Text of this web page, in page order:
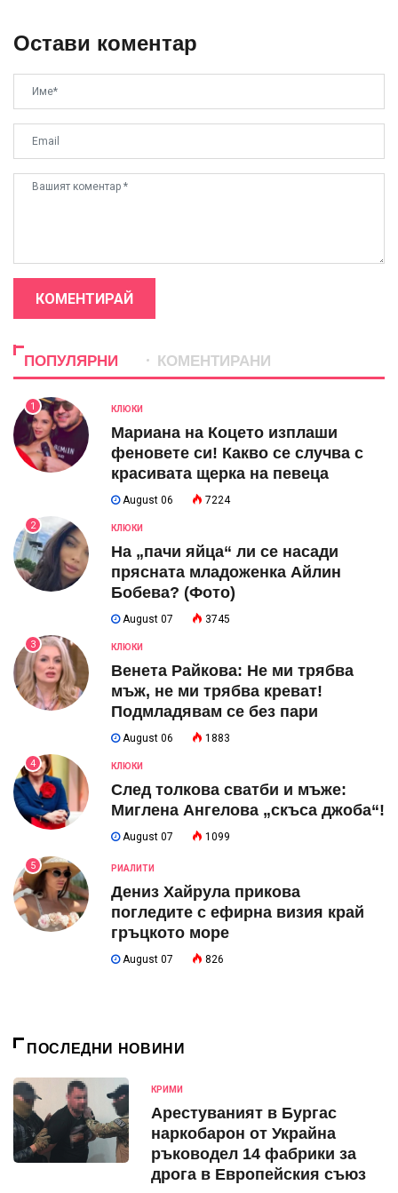
Остави коментар
КОМЕНТИРАЙ
ПОПУЛЯРНИ КОМЕНТИРАНИ
1 КЛЮКИ
Мариана на Коцето изплаши
феновете си! Какво се случва с
красивата щерка на певеца
August 06 7224
2 КЛЮКИ
На „пачи яйца“ ли се насади
прясната младоженка Айлин
Бобева? (Фото)
August 07 3745
3 КЛЮКИ
Венета Райкова: Не ми трябва
мъж, не ми трябва креват!
Подмладявам се без пари
August 06 1883
4 КЛЮКИ
След толкова сватби и мъже:
Миглена Ангелова „скъса джоба“!
August 07 1099
5 РИАЛИТИ
Дениз Хайрула прикова
погледите с ефирна визия край
гръцкото море
August 07 826
ПОСЛЕДНИ НОВИНИ
КРИМИ
Арестуваният в Бургас
наркобарон от Украйна
ръководел 14 фабрики за
дрога в Европейския съюз